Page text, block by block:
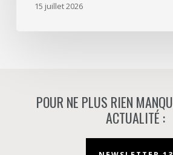
15 juillet 2026
POUR NE PLUS RIEN
ACTUALITÉ :